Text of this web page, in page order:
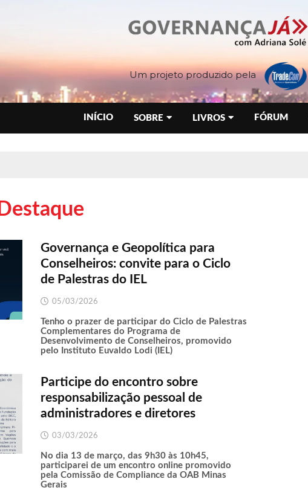
Um projeto produzido pela
INÍCIO SOBRE LIVROS FÓRUM
Destaque
Governança e Geopolítica para
Conselheiros: convite para o Ciclo
de Palestras do IEL
05/03/2026
Tenho o prazer de participar do Ciclo de Palestras
Complementares do Programa de
Desenvolvimento de Conselheiros, promovido
pelo Instituto Euvaldo Lodi (IEL)
Participe do encontro sobre
responsabilização pessoal de
administradores e diretores
03/03/2026
No dia 13 de março, das 9h30 às 10h45,
participarei de um encontro online promovido
pela Comissão de Compliance da OAB Minas
Gerais